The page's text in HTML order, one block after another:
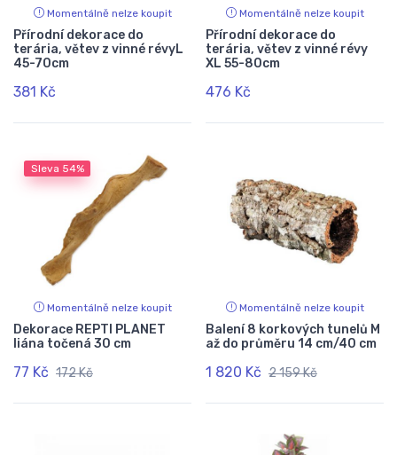
Momentálně nelze koupit
Přírodní dekorace do
terária, větev z vinné révyL
45-70cm
381 Kč
Momentálně nelze koupit
Přírodní dekorace do
terária, větev z vinné révy
XL 55-80cm
476 Kč
Sleva 54%
Momentálně nelze koupit
Dekorace REPTI PLANET
liána točená 30 cm
77 Kč 172 Kč
Momentálně nelze koupit
Balení 8 korkových tunelů M
až do průměru 14 cm/40 cm
1 820 Kč 2 159 Kč